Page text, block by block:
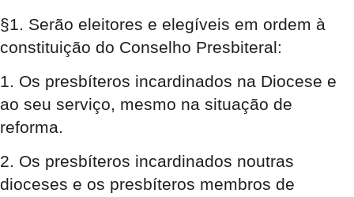
§1. Serão eleitores e elegíveis em ordem à
constituição do Conselho Presbiteral:
1. Os presbíteros incardinados na Diocese e
ao seu serviço, mesmo na situação de
reforma.
2. Os presbíteros incardinados noutras
dioceses e os presbíteros membros de